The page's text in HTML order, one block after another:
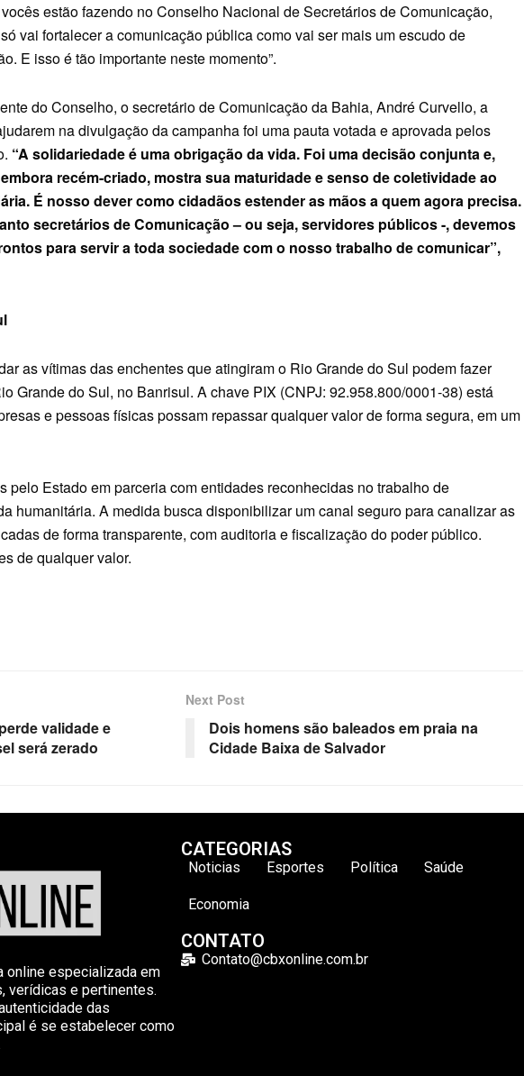
estão fazendo no Conselho Nacional de Secretários de Comunicação,
vai fortalecer a comunicação pública como vai ser mais um escudo de
E isso é tão importante neste momento”.
do Conselho, o secretário de Comunicação da Bahia, André Curvello, a
na divulgação da campanha foi uma pauta votada e aprovada pelos
“A solidariedade é uma obrigação da vida. Foi uma decisão conjunta e,
recém-criado, mostra sua maturidade e senso de coletividade ao
É nosso dever como cidadãos estender as mãos a quem agora precisa.
secretários de Comunicação – ou seja, servidores públicos -, devemos
para servir a toda sociedade com o nosso trabalho de comunicar”,
as vítimas das enchentes que atingiram o Rio Grande do Sul podem fazer
Grande do Sul, no Banrisul. A chave PIX (CNPJ: 92.958.800/0001-38) está
e pessoas físicas possam repassar qualquer valor de forma segura, em um
pelo Estado em parceria com entidades reconhecidas no trabalho de
humanitária. A medida busca disponibilizar um canal seguro para canalizar as
de forma transparente, com auditoria e fiscalização do poder público.
de qualquer valor.
validade e
será zerado
Next Post
Dois homens são baleados em praia na
Cidade Baixa de Salvador
online especializada em
verídicas e pertinentes.
das
é se estabelecer como
CATEGORIAS
Noticias Esportes Política Saúde
Economia
CONTATO
Contato@cbxonline.com.br